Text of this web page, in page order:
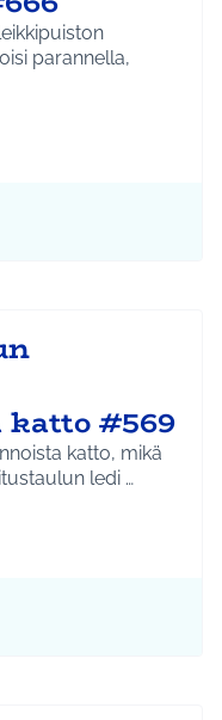
parannella,
#569
katto, mikä
ledi …
Tuusulan kylät